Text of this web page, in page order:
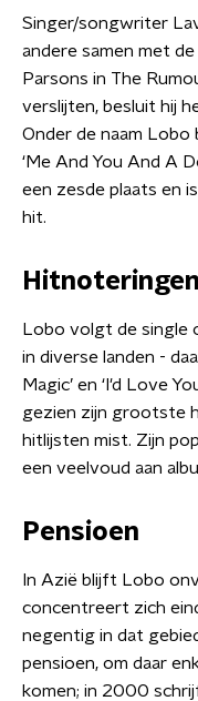
Singer/songwriter
andere samen met
Parsons in The
verslijten, besluit hij
Onder de naam
‘Me And You And A
een zesde plaats en
hit.
Hitnoteringen
Lobo volgt de single
in diverse landen -
Magic’ en ‘I'd Love
gezien zijn grootste
hitlijsten mist. Zijn
een veelvoud aan
Pensioen
In Azië blijft Lobo
concentreert zich
negentig in dat
pensioen, om daar
komen; in 2000